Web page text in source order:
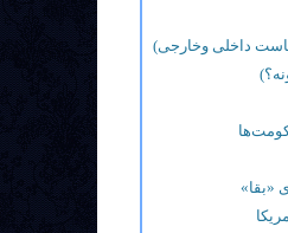
داخلی وخارجی)
«بقا»